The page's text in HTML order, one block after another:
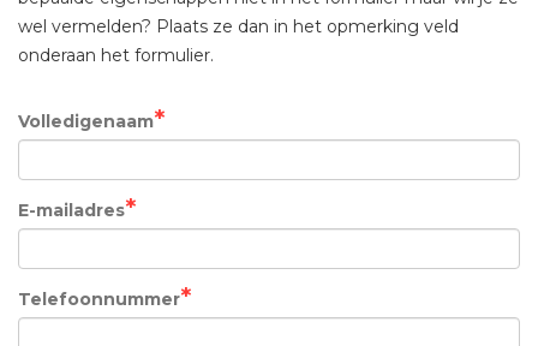
wel vermelden? Plaats ze dan in het opmerking veld
onderaan het formulier.
Volledigenaam
E-mailadres
Telefoonnummer